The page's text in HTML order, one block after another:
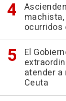
ocurridos
El
atender
Ceuta